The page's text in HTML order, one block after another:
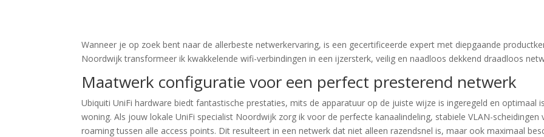
Wanneer je op zoek bent naar de allerbeste netwerkervaring, is een gecertificeerde expert met diepgaande
Noordwijk transformeer ik kwakkelende wifi-verbindingen in een ijzersterk, veilig en naadloos dekkend draadloos
Maatwerk configuratie voor een perfect presterend netwerk
Ubiquiti UniFi hardware biedt fantastische prestaties, mits de apparatuur op de juiste wijze is ingeregeld en optimaal
woning. Als jouw lokale UniFi specialist Noordwijk zorg ik voor de perfecte kanaalindeling, stabiele VLAN-
roaming tussen alle access points. Dit resulteert in een netwerk dat niet alleen razendsnel is, maar ook maximaal